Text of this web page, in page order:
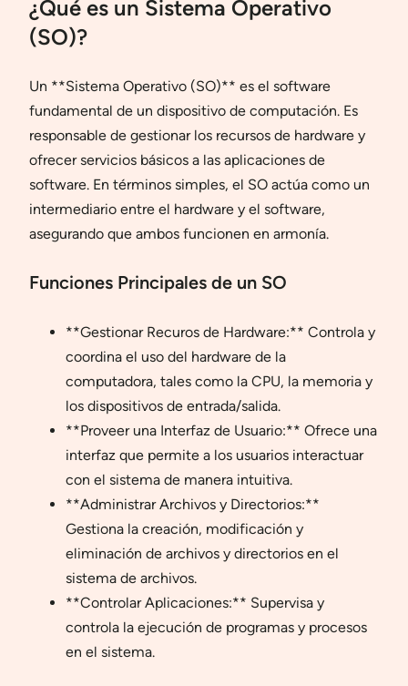
¿Qué es un Sistema Operativo
(SO)?
Un **Sistema Operativo (SO)** es el software
fundamental de un dispositivo de computación. Es
responsable de gestionar los recursos de hardware y
ofrecer servicios básicos a las aplicaciones de
software. En términos simples, el SO actúa como un
intermediario entre el hardware y el software,
asegurando que ambos funcionen en armonía.
Funciones Principales de un SO
**Gestionar Recuros de Hardware:** Controla y
coordina el uso del hardware de la
computadora, tales como la CPU, la memoria y
los dispositivos de entrada/salida.
**Proveer una Interfaz de Usuario:** Ofrece una
interfaz que permite a los usuarios interactuar
con el sistema de manera intuitiva.
**Administrar Archivos y Directorios:**
Gestiona la creación, modificación y
eliminación de archivos y directorios en el
sistema de archivos.
**Controlar Aplicaciones:** Supervisa y
controla la ejecución de programas y procesos
en el sistema.